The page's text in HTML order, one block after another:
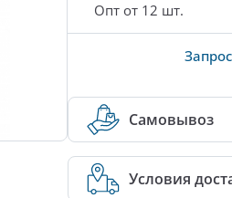
Опт от 12 шт.
Самовывоз
Условия